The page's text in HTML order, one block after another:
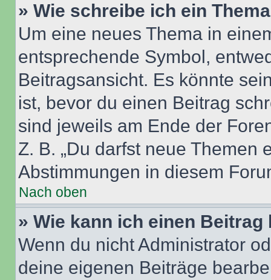
» Wie schreibe ich ein
Um eine neues Thema in
entsprechende Symbol,
Beitragsansicht. Es könnte
ist, bevor du einen Beitrag
sind jeweils am Ende der
Z. B. „Du darfst neue Themen
Abstimmungen in diesem
Nach oben
» Wie kann ich einen
Wenn du nicht Administrator
deine eigenen Beiträge